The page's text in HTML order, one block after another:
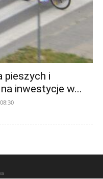
pieszych i
inwestycje w...